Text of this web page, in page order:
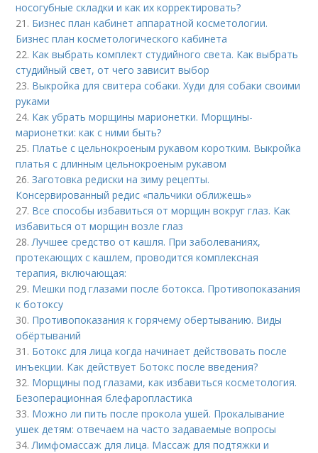
носогубные складки и как их корректировать?
21. Бизнес план кабинет аппаратной косметологии.
Бизнес план косметологического кабинета
22. Как выбрать комплект студийного света. Как выбрать
студийный свет, от чего зависит выбор
23. Выкройка для свитера собаки. Худи для собаки своими
руками
24. Как убрать морщины марионетки. Морщины-
марионетки: как с ними быть?
25. Платье с цельнокроеным рукавом коротким. Выкройка
платья с длинным цельнокроеным рукавом
26.Заготовка редиски на зиму рецепты.
Консервированный редис «пальчики оближешь»
27. Все способы избавиться от морщин вокруг глаз. Как
избавиться от морщин возле глаз
28.Лучшее средство от кашля. При заболеваниях,
протекающих с кашлем, проводится комплексная
терапия, включающая:
29. Мешки под глазами после ботокса. Противопоказания
к ботоксу
30. Противопоказания к горячему обертыванию. Виды
обёртываний
31. Ботокс для лица когда начинает действовать после
инъекции. Как действует Ботокс после введения?
32. Морщины под глазами, как избавиться косметология.
Безоперационная блефаропластика
33. Можно ли пить после прокола ушей. Прокалывание
ушек детям: отвечаем на часто задаваемые вопросы
34.Лимфомассаж для лица. Массаж для подтяжки и